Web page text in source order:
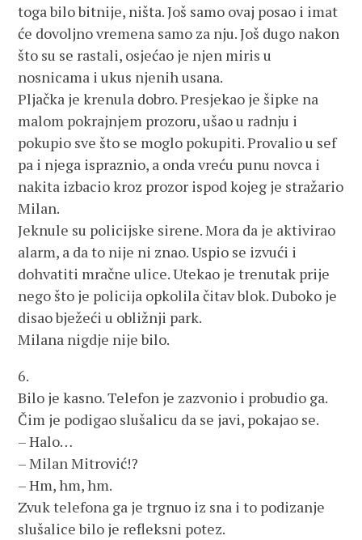
toga bilo bitnije, ništa. Još samo ovaj posao i imat
će dovoljno vremena samo za nju. Još dugo nakon
što su se rastali, osjećao je njen miris u
nosnicama i ukus njenih usana.
Pljačka je krenula dobro. Presjekao je šipke na
malom pokrajnjem prozoru, ušao u radnju i
pokupio sve što se moglo pokupiti. Provalio u sef
pa i njega ispraznio, a onda vreću punu novca i
nakita izbacio kroz prozor ispod kojeg je stražario
Milan.
Jeknule su policijske sirene. Mora da je aktivirao
alarm, a da to nije ni znao. Uspio se izvući i
dohvatiti mračne ulice. Utekao je trenutak prije
nego što je policija opkolila čitav blok. Duboko je
disao bježeći u obližnji park.
Milana nigdje nije bilo.
6.
Bilo je kasno. Telefon je zazvonio i probudio ga.
Čim je podigao slušalicu da se javi, pokajao se.
– Halo…
– Milan Mitrović!?
– Hm, hm, hm.
Zvuk telefona ga je trgnuo iz sna i to podizanje
slušalice bilo je refleksni potez.